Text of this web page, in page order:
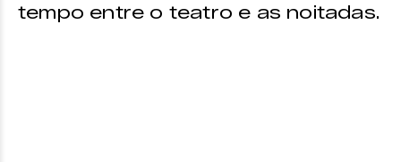
tempo entre o teatro e as noitadas.